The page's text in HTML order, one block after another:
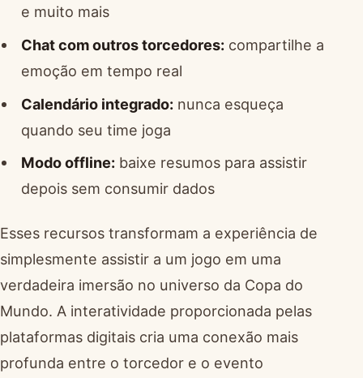
e muito mais
Chat com outros torcedores:compartilhe a
emoção em tempo real
Calendário integrado:nunca esqueça
quando seu time joga
Modo offline:baixe resumos para assistir
depois sem consumir dados
Esses recursos transformam a experiência de
simplesmente assistir a um jogo em uma
verdadeira imersão no universo da Copa do
Mundo. A interatividade proporcionada pelas
plataformas digitais cria uma conexão mais
profunda entre o torcedor e o evento